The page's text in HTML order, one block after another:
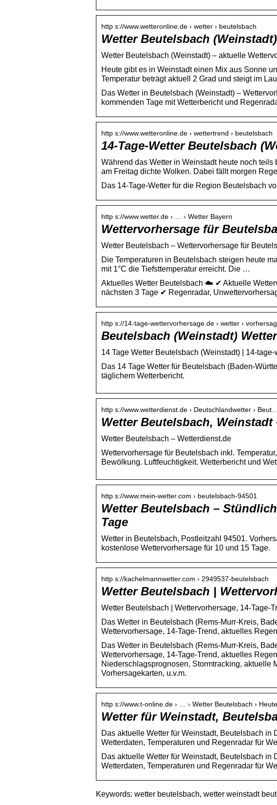
http s://www.wetteronline.de › wetter › beutelsbach
Wetter Beutelsbach
Wetter Beutelsbach (Weinstadt) – aktuelle
Heute gibt es in Weinstadt einen Mix aus Sonne
Temperatur beträgt aktuell 2 Grad und steigt im
Das Wetter in Beutelsbach (Weinstadt) –
kommenden Tage mit Wetterbericht und
http s://www.wetteronline.de › wettertrend › beutelsbach
14-Tage-Wetter Beutelsbach
Während das Wetter in Weinstadt heute noch
am Freitag dichte Wolken. Dabei fällt morgen
Das 14-Tage-Wetter für die Region Beutelsbach
http s://www.wetter.de › … › Wetter Bayern
Wettervorhersage für
Wetter Beutelsbach – Wettervorhersage für
Die Temperaturen in Beutelsbach steigen heute
mit 1°C die Tiefsttemperatur erreicht. Die …
Aktuelles Wetter Beutelsbach ☁️ ✔ Aktuelle
nächsten 3 Tage ✔ Regenradar,
http s://14-tage-wettervorhersage.de › wetter ›
Beutelsbach (Weinstadt)
14 Tage Wetter Beutelsbach (Weinstadt) | 14-
Das 14 Tage Wetter für Beutelsbach (Baden-
täglichem Wetterbericht.
http s://www.wetterdienst.de › Deutschlandwetter › Beut…
Wetter Beutelsbach,
Wetter Beutelsbach – Wetterdienst.de
Wettervorhersage für Beutelsbach inkl.
Bewölkung. Luftfeuchtigkeit. Wetterbericht und
http s://www.mein-wetter.com › beutelsbach-94501
Wetter Beutelsbach –
Tage
Wetter in Beutelsbach, Postleitzahl 94501.
kostenlose Wettervorhersage für 10 und 15 Tage.
http s://kachelmannwetter.com › 2949537-beutelsbach
Wetter Beutelsbach |
Wetter Beutelsbach | Wettervorhersage, 14-Tage-
Das Wetter in Beutelsbach (Rems-Murr-Kreis,
Wettervorhersage, 14-Tage-Trend, aktuelles
Das Wetter in Beutelsbach (Rems-Murr-Kreis,
Wettervorhersage, 14-Tage-Trend, aktuelles
Niederschlagsprognosen, Stormtracking, aktuelle
Vorhersagekarten, u.v.m.
http s://www.t-online.de › … › Wetter Beutelsbach › Heute
Wetter für Weinstadt,
Das aktuelle Wetter für Weinstadt, Beutelsbach in
Wetterdaten, Temperaturen und Regenradar für
Das aktuelle Wetter für Weinstadt, Beutelsbach in
Wetterdaten, Temperaturen und Regenradar für
Keywords: wetter beutelsbach, wetter weinstadt